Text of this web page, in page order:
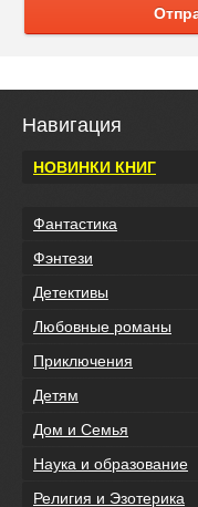
Навигация
НОВИНКИ КНИГ
Фантастика
Фэнтези
Детективы
Любовные романы
Приключения
Детям
Дом и Семья
Наука и образование
Религия и Эзотерика